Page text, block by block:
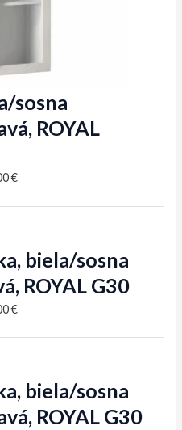
sosna
ROYAL
€
biela/sosna
ROYAL G30
€
biela/sosna
ROYAL G30